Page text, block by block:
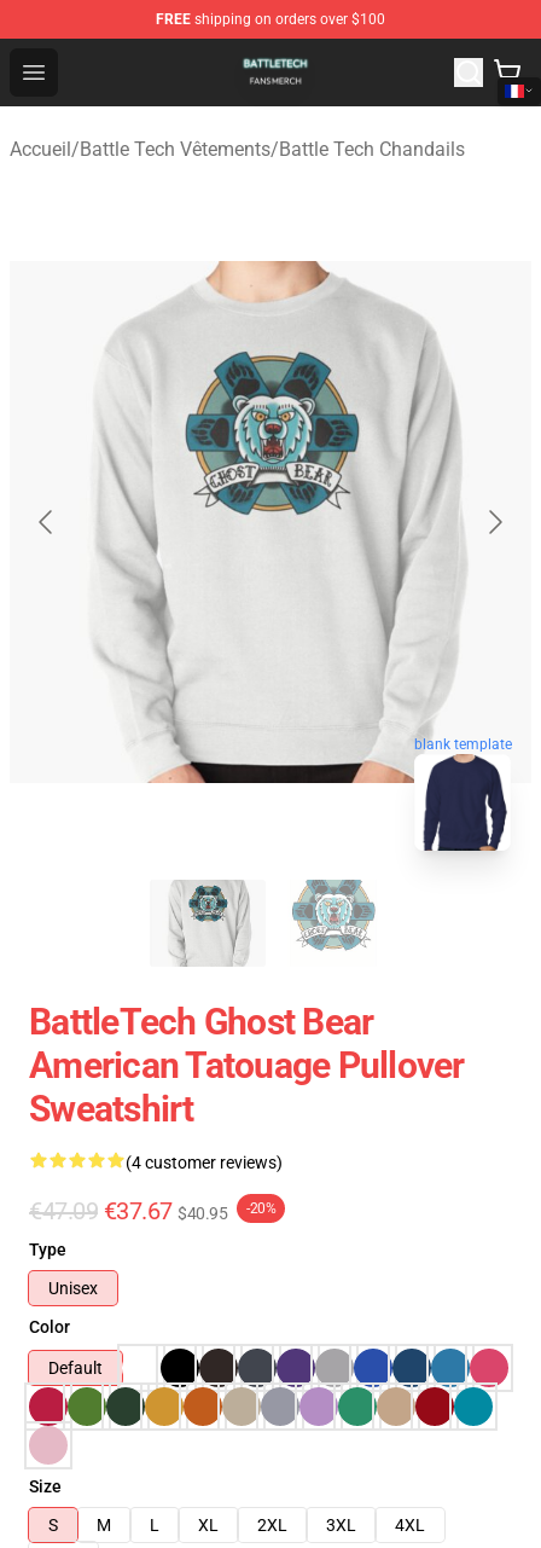
FREE shipping on orders over $100
Open menu
Battle Tech Shop - Official Battle Tech Merchandise Store
Accueil/Battle Tech Vêtements/Battle Tech Chandails
blank template
BattleTech Ghost Bear
American Tatouage Pullover
Sweatshirt
(4 customer reviews)
€47.09 €37.67 $40.95 -20%
Type
Unisex
Color
Default
Size
S
M L XL 2XL 3XL
4XL